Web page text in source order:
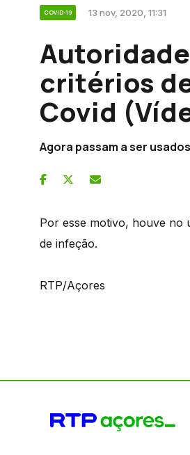
COVID-19 13 nov, 2020, 11:31
critérios
Covid
Agora passam a ser
Por esse motivo, houve no
de infeção.
RTP/Açores